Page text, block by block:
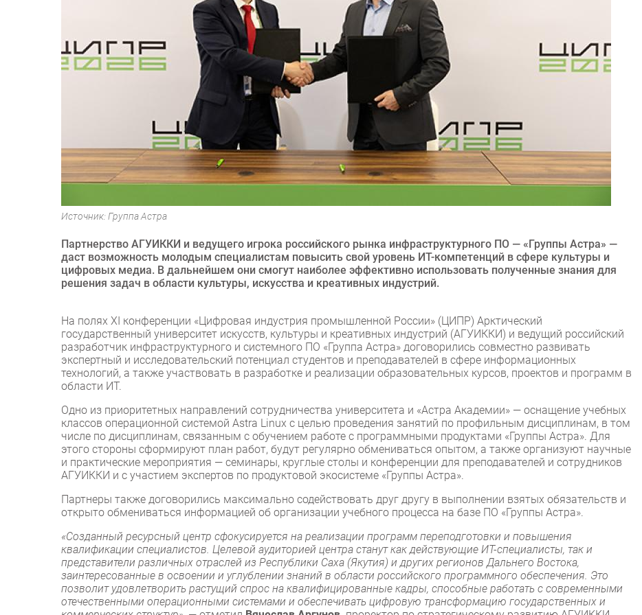
Источник: Группа Астра
Партнерство АГУИККИ и ведущего игрока российского рынка инфраструктурного ПО — «Группы Астра» —
даст возможность молодым специалистам повысить свой уровень ИТ-компетенций в сфере культуры и
цифровых медиа. В дальнейшем они смогут наиболее эффективно использовать полученные знания для
решения задач в области культуры, искусства и креативных индустрий.
На полях XI конференции «Цифровая индустрия промышленной России» (ЦИПР) Арктический
государственный университет искусств, культуры и креативных индустрий (АГУИККИ) и ведущий российский
разработчик инфраструктурного и системного ПО «Группа Астра» договорились совместно развивать
экспертный и исследовательский потенциал студентов и преподавателей в сфере информационных
технологий, а также участвовать в разработке и реализации образовательных курсов, проектов и программ в
области ИТ.
Одно из приоритетных направлений сотрудничества университета и «Астра Академии» — оснащение учебных
классов операционной системой Astra Linux с целью проведения занятий по профильным дисциплинам, в том
числе по дисциплинам, связанным с обучением работе с программными продуктами «Группы Астра». Для
этого стороны сформируют план работ, будут регулярно обмениваться опытом, а также организуют научные
и практические мероприятия — семинары, круглые столы и конференции для преподавателей и сотрудников
АГУИККИ и с участием экспертов по продуктовой экосистеме «Группы Астра».
Партнеры также договорились максимально содействовать друг другу в выполнении взятых обязательств и
открыто обмениваться информацией об организации учебного процесса на базе ПО «Группы Астра».
«Созданный ресурсный центр сфокусируется на реализации программ переподготовки и повышения
квалификации специалистов. Целевой аудиторией центра станут как действующие ИТ-специалисты, так и
представители различных отраслей из Республики Саха (Якутия) и других регионов Дальнего Востока,
заинтересованные в освоении и углублении знаний в области российского программного обеспечения. Это
позволит удовлетворить растущий спрос на квалифицированные кадры, способные работать с современными
отечественными операционными системами и обеспечивать цифровую трансформацию государственных и